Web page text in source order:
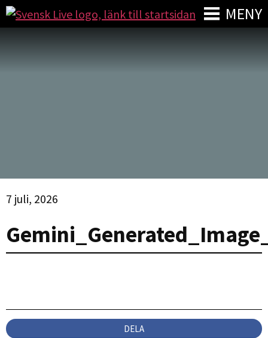
MENY
7 juli, 2026
DELA